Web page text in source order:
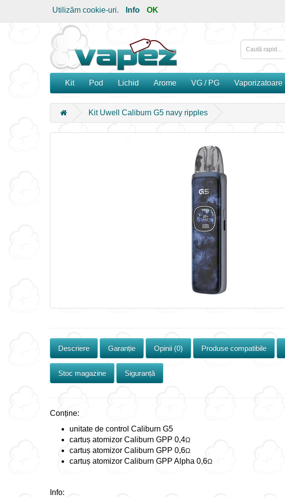
Utilizăm cookie-uri. Info OK
Kit Pod Lichid Arome VG / PG Vaporizatoare
Kit Uwell Caliburn G5 navy ripples
Descriere Garanție Opinii (0) Produse compatibile
Stoc magazine Siguranță
Conține:
unitate de control Caliburn G5
cartuș atomizor Caliburn GPP 0,4Ω
cartuș atomizor Caliburn GPP 0,6Ω
cartuș atomizor Caliburn GPP Alpha 0,6Ω
Info: